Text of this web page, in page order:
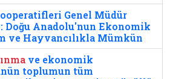
Genel Müdür
Doğu Anadolu'nun Ekonomik
ve Hayvancılıkla Mümkün
ve ekonomik
toplumun tüm